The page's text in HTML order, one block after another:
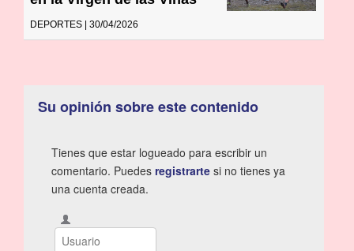
DEPORTES | 30/04/2026
Su opinión sobre este contenido
Tienes que estar logueado para escribir un
comentario. Puedes registrarte si no tienes ya
una cuenta creada.